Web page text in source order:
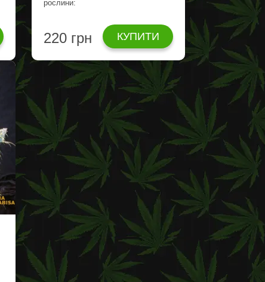
рослини:
220 грн КУПИТИ